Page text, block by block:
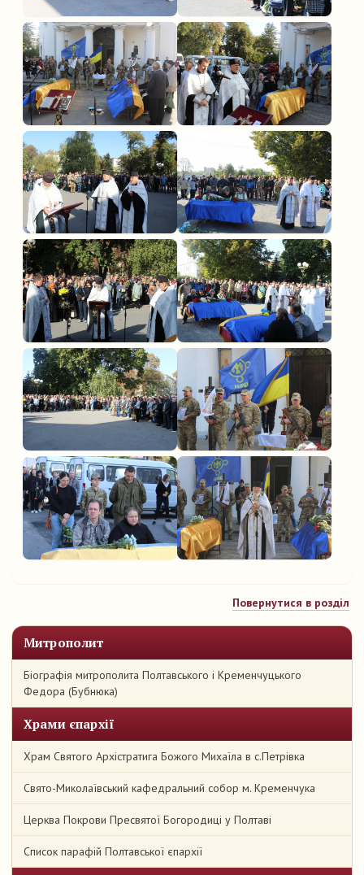
Митрополит
Біографія митрополита Полтавського і Кременчуцького
Федора (Бубнюка)
Храми єпархії
Храм Святого Архістратига Божого Михаїла в с.Петрівка
Свято-Миколаївський кафедральний собор м. Кременчука
Церква Покрови Пресвятої Богородиці у Полтаві
Список парафій Полтавської єпархії
Повернутися в розділ